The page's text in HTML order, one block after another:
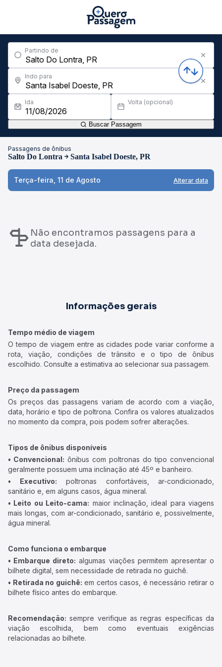
Partindo de
Indo para
Ida Volta (opcional)
Buscar Passagem
Passagens de ônibus
Salto Do Lontra Santa Isabel Doeste, PR
Terça-feira, 11 de Agosto Alterar data
Não encontramos passagens para a
data desejada.
Informações gerais
Tempo médio de viagem
O tempo de viagem entre as cidades pode variar conforme a
rota, viação, condições de trânsito e o tipo de ônibus
escolhido. Consulte a estimativa ao selecionar sua passagem.
Preço da passagem
Os preços das passagens variam de acordo com a viação,
data, horário e tipo de poltrona. Confira os valores atualizados
no momento da compra, pois podem sofrer alterações.
Tipos de ônibus disponíveis
• Convencional: ônibus com poltronas do tipo convencional
geralmente possuem uma inclinação até 45º e banheiro.
• Executivo: poltronas confortáveis, ar-condicionado,
sanitário e, em alguns casos, água mineral.
• Leito ou Leito-cama: maior inclinação, ideal para viagens
mais longas, com ar-condicionado, sanitário e, possivelmente,
água mineral.
Como funciona o embarque
• Embarque direto: algumas viações permitem apresentar o
bilhete digital, sem necessidade de retirada no guichê.
• Retirada no guichê: em certos casos, é necessário retirar o
bilhete físico antes do embarque.
Recomendação: sempre verifique as regras específicas da
viação escolhida, bem como eventuais exigências
relacionadas ao bilhete.